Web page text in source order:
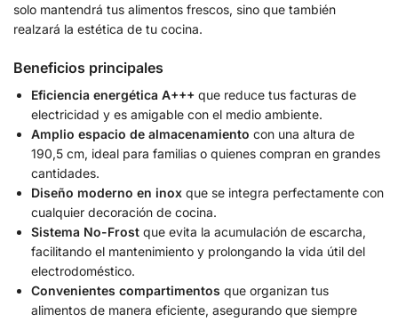
solo mantendrá tus alimentos frescos, sino que también
realzará la estética de tu cocina.
Beneficios principales
Eficiencia energética A+++ que reduce tus facturas de
electricidad y es amigable con el medio ambiente.
Amplio espacio de almacenamiento con una altura de
190,5 cm, ideal para familias o quienes compran en grandes
cantidades.
Diseño moderno en inox que se integra perfectamente con
cualquier decoración de cocina.
Sistema No-Frost que evita la acumulación de escarcha,
facilitando el mantenimiento y prolongando la vida útil del
electrodoméstico.
Convenientes compartimentos que organizan tus
alimentos de manera eficiente, asegurando que siempre